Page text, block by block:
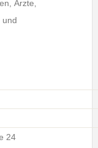
Ärzte,
und
24